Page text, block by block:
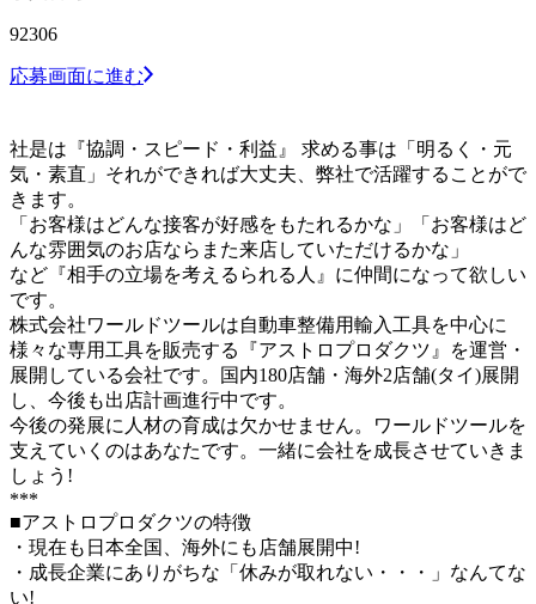
92306
応募画面に進む
社是は『協調・スピード・利益』 求める事は「明るく・元
気・素直」それができれば大丈夫、弊社で活躍することがで
きます。
「お客様はどんな接客が好感をもたれるかな」「お客様はど
んな雰囲気のお店ならまた来店していただけるかな」
など『相手の立場を考えるられる人』に仲間になって欲しい
です。
株式会社ワールドツールは自動車整備用輸入工具を中心に
様々な専用工具を販売する『アストロプロダクツ』を運営・
展開している会社です。国内180店舗・海外2店舗(タイ)展開
し、今後も出店計画進行中です。
今後の発展に人材の育成は欠かせません。ワールドツールを
支えていくのはあなたです。一緒に会社を成長させていきま
しょう!
***
■アストロプロダクツの特徴
・現在も日本全国、海外にも店舗展開中!
・成長企業にありがちな「休みが取れない・・・」なんてな
い!